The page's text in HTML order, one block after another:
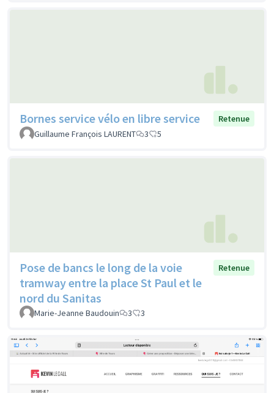
Bornes service vélo en libre service
Retenue
Guillaume François LAURENT
3 5
Pose de bancs le long de la voie
tramway entre la place St Paul et le
nord du Sanitas
Retenue
Marie-Jeanne Baudouin 3 3